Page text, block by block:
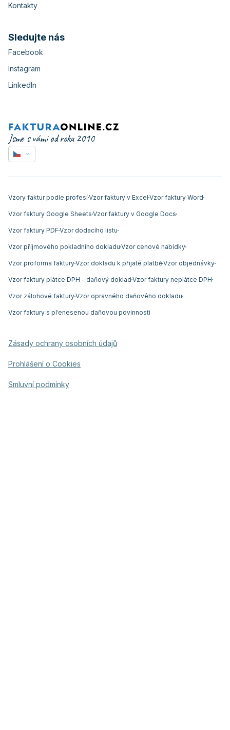
Kontakty
Sledujte nás
Facebook
Instagram
LinkedIn
Jsme s vámi od roku 2010
Vzory faktur podle profesíVzor faktury v Excel Vzor faktury Word
Vzor faktury Google Sheets Vzor faktury v Google Docs
Vzor faktury PDF Vzor dodacího listu
Vzor příjmového pokladního dokladu Vzor cenové nabídky
Vzor proforma fakturyVzor dokladu k přijaté platběVzor objednávky
Vzor faktury plátce DPH - daňový doklad Vzor faktury neplátce DPH
Vzor zálohové fakturyVzor opravného daňového dokladu
Vzor faktury s přenesenou daňovou povinností
Zásady ochrany osobních údajů
Prohlášení o Cookies
Smluvní podmínky